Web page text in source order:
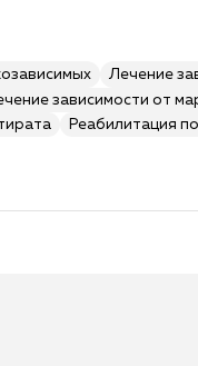
Лечение
зависимости от
Реабилитация